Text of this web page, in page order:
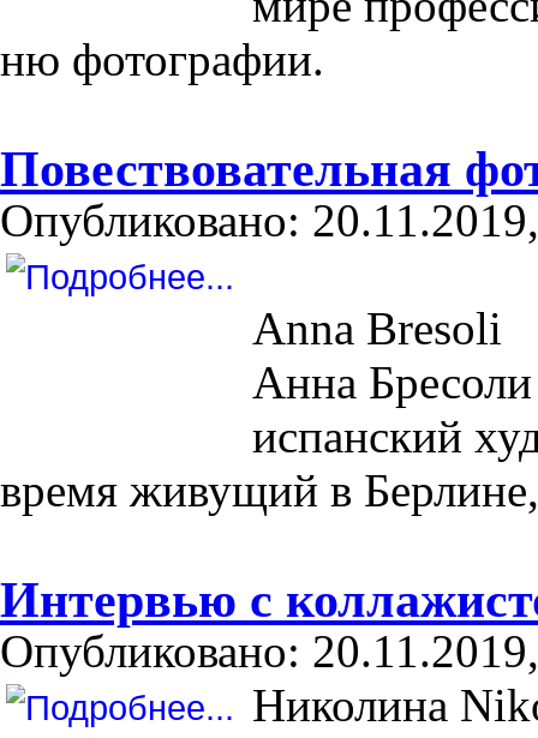
ню фотографии.
Повествовательная
Опубликовано:
Anna Bresoli
Анна
испанский
время живущий в
Интервью с
Опубликовано:
Николина